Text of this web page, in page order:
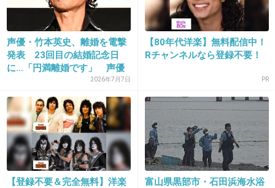
石田、年だけ重ねて中身が…
理子のが常識的なのね。(育児放棄？してるみた
いだけど…)
+123 -1
声優・竹本英史、離婚を電撃
発表 23回目の結婚記念日
に…「円満離婚です」 声優
2026年7月7日
【80年代洋楽】無料配信中！
Rチャンネルなら登録不要！
PR
【登録不要＆完全無料】洋楽
富山県黒部市・石田浜海水浴